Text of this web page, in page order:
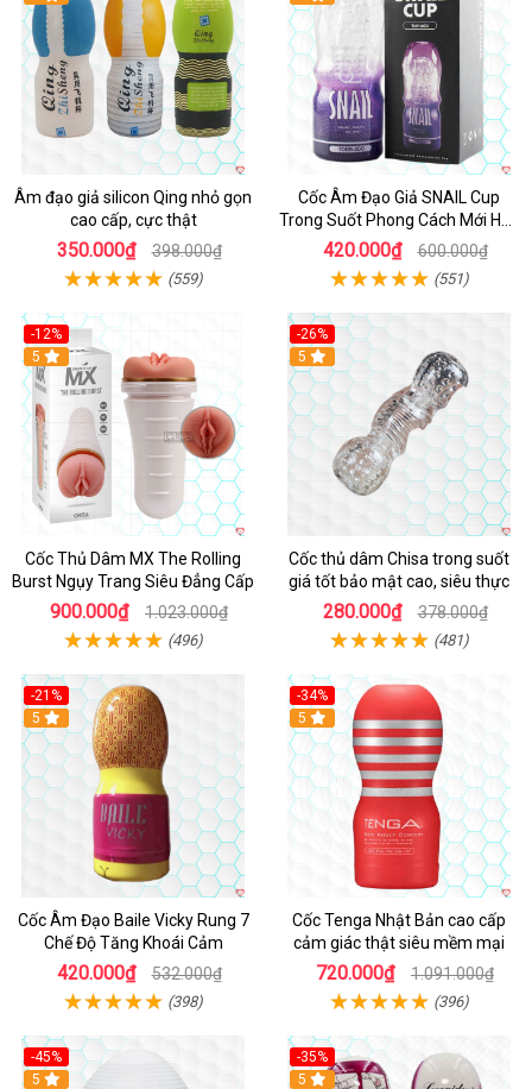
Âm đạo giả silicon Qing nhỏ gọn
cao cấp, cực thật
350.000₫ 398.000₫
(559)
Cốc Âm Đạo Giả SNAIL Cup
Trong Suốt Phong Cách Mới Hấp
Dẫn
420.000₫ 600.000₫
(551)
-12%
Hot
5
Cốc Thủ Dâm MX The Rolling
Burst Ngụy Trang Siêu Đẳng Cấp
900.000₫ 1.023.000₫
(496)
-26%
Hot
5
Cốc thủ dâm Chisa trong suốt
giá tốt bảo mật cao, siêu thực
280.000₫ 378.000₫
(481)
-21%
5
Cốc Âm Đạo Baile Vicky Rung 7
Chế Độ Tăng Khoái Cảm
420.000₫ 532.000₫
(398)
-34%
5
Cốc Tenga Nhật Bản cao cấp
cảm giác thật siêu mềm mại
720.000₫ 1.091.000₫
(396)
-45%
Hot
5
-35%
5